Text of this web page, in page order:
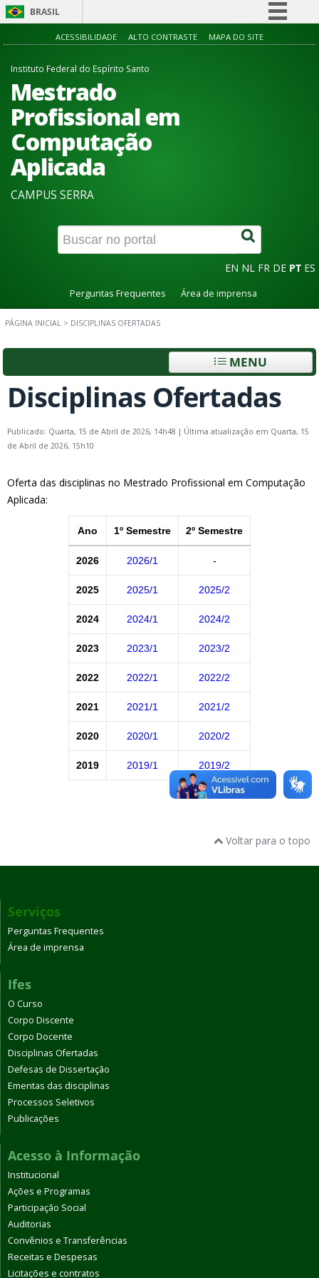
BRASIL
Simplifique!
ACESSIBILIDADE ALTO CONTRASTE MAPA DO SITE
Instituto Federal do Espírito Santo
Mestrado
Profissional em
Computação
Aplicada
CAMPUS SERRA
EN NL FR DE PT ES
Perguntas Frequentes Área de imprensa
PÁGINA INICIAL > DISCIPLINAS OFERTADAS
MENU
Disciplinas Ofertadas
Publicado: Quarta, 15 de Abril de 2026, 14h48 | Última atualização em Quarta, 15
de Abril de 2026, 15h10
Oferta das disciplinas no Mestrado Profissional em Computação
Aplicada:
Ano 1º Semestre 2º Semestre
2026 2026/1 -
2025 2025/1 2025/2
2024 2024/1 2024/2
2023 2023/1 2023/2
2022 2022/1 2022/2
2021 2021/1 2021/2
2020 2020/1 2020/2
2019 2019/1 2019/2
Voltar para o topo
Serviços
Perguntas Frequentes
Área de imprensa
Ifes
O Curso
Corpo Discente
Corpo Docente
Disciplinas Ofertadas
Defesas de Dissertação
Ementas das disciplinas
Processos Seletivos
Publicações
Acesso à Informação
Institucional
Ações e Programas
Participação Social
Auditorias
Convênios e Transferências
Receitas e Despesas
Licitações e contratos